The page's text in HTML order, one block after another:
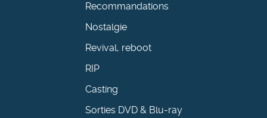
Recommandations
Nostalgie
Revival, reboot
RIP
Casting
Sorties DVD & Blu-ray